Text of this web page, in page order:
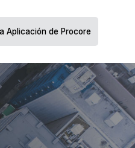
Aplicación de Procore